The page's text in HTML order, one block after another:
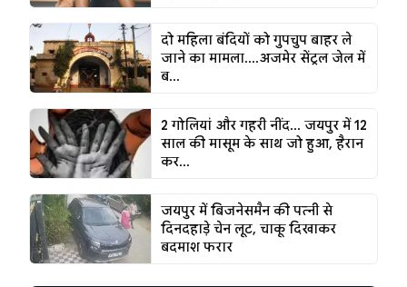
दो महिला बंदियों को गुपचुप बाहर ले
जाने का मामला....अजमेर सेंट्रल जेल में
ब...
2 गोलियां और गहरी नींद... जयपुर में 12
साल की मासूम के साथ जो हुआ, हैरान
कर...
जयपुर में बिजनेसमैन की पत्नी से
दिनदहाड़े चेन लूट, चाकू दिखाकर
बदमाश फरार